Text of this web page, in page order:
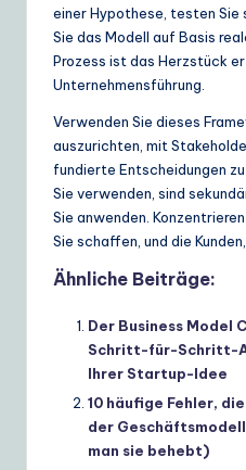
einer Hypothese, testen Sie
Sie das Modell auf Basis
Prozess ist das Herzstück
Unternehmensführung.
Verwenden Sie dieses
auszurichten, mit
fundierte Entscheidungen
Sie verwenden, sind
Sie anwenden.
Sie schaffen, und die
Ähnliche Beiträge:
Der Business Model
Schritt-für-Schritt-
Ihrer Startup-Idee
10 häufige Fehler,
der
man sie behebt)